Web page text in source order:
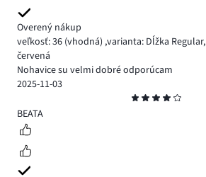
Overený nákup
veľkosť: 36 (vhodná) ,varianta: Dĺžka Regular,
červená
Nohavice su velmi dobré odporúcam
2025-11-03
4
BEATA